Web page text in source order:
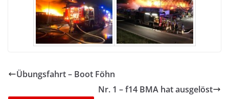
Übungsfahrt – Boot Föhn
Nr. 1 – f14 BMA hat ausgelöst